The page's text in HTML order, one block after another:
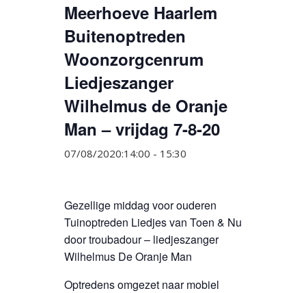
Meerhoeve Haarlem
Buitenoptreden
Woonzorgcenrum
Liedjeszanger
Wilhelmus de Oranje
Man – vrijdag 7-8-20
07/08/2020:14:00 - 15:30
Gezellige middag voor ouderen
Tuinoptreden Liedjes van Toen & Nu
door troubadour – liedjeszanger
Wilhelmus De Oranje Man
Optredens omgezet naar mobiel